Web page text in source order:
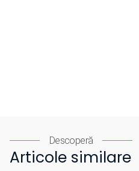
Descoperă
Articole similare